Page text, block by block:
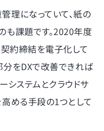
理になっていて、紙の
も課題です。2020年度
約締結を電子化して
分をDXで改善できれば
システムとクラウドサ
める手段の1つとして